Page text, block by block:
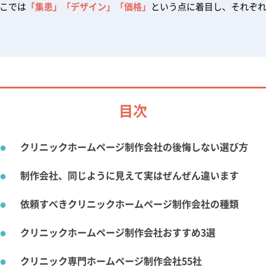
では 「集患」「デザイン」「価格」 という点に着目し、それぞ
目次
クリニックホームページ制作会社の後悔しない選び方
制作会社、同じように見えて実はぜんぜん違います
依頼すべきクリニックホームページ制作会社の種類
クリニックホームページ制作会社おすすめ3選
クリニック専門ホームページ制作会社55社